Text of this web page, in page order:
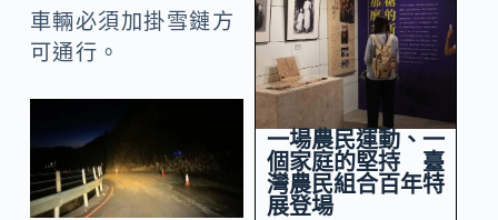
車輛必須加掛雪鏈方
可通行。
一場農民運動、一
個家庭的堅持 臺
灣農民組合百年特
展登場